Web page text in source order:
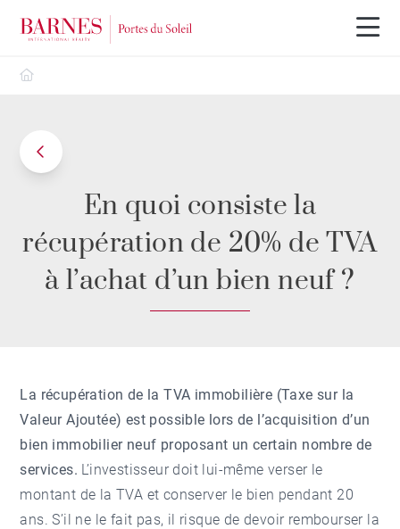
Barnes Portes du Soleil
En quoi consiste la
récupération de 20% de TVA
à l’achat d’un bien neuf ?
La récupération de la TVA immobilière (Taxe sur la
Valeur Ajoutée) est possible lors de l’acquisition d’un
bien immobilier neuf proposant un certain nombre de
services. L’investisseur doit lui-même verser le
montant de la TVA et conserver le bien pendant 20
ans. S’il ne le fait pas, il risque de devoir rembourser la